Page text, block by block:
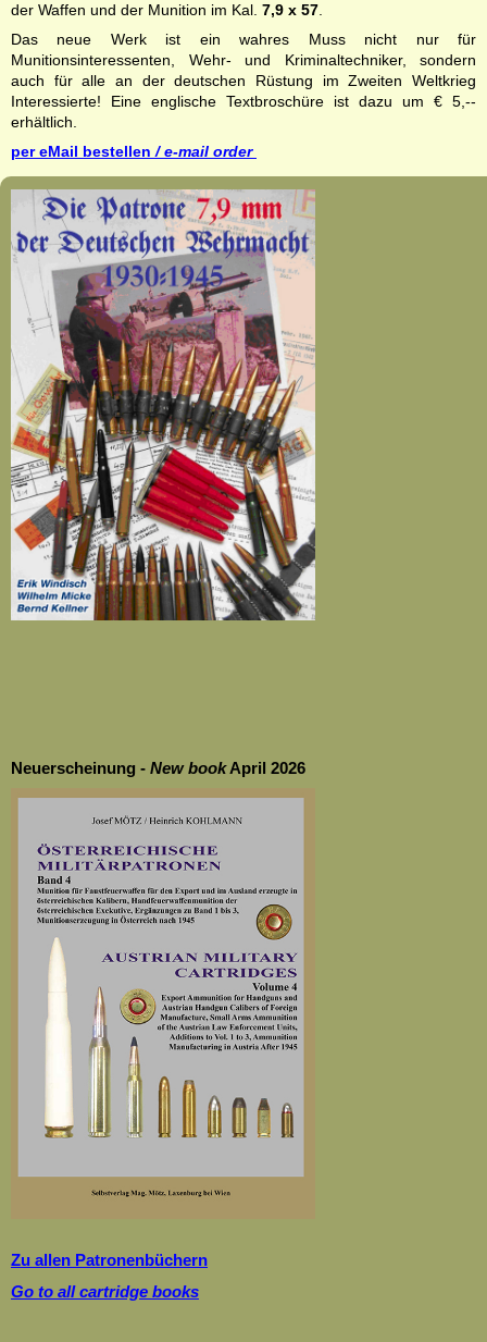
der Waffen und der Munition im Kal. 7,9 x 57
Das neue Werk ist ein wahres Muss nicht nur für
Munitionsinteressenten, Wehr- und Kriminaltechniker, sondern
auch für alle an der deutschen Rüstung im Zweiten Weltkrieg
Interessierte! Eine englische Textbroschüre ist dazu um € 5,--
erhältlich.
per eMail bestellen /e-mail order
Neuerscheinung - New bookApril 2026
Zu allen Patronenbüchern
Go to all cartridge books